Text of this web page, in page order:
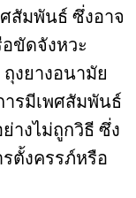
สัมพันธ์ ซึ่งอาจ
ขัดจังหวะ
ถุงยางอนามัย
รมีเพศสัมพันธ์
างไม่ถูกวิธี ซึ่ง
รตั้งครรภ์หรือ